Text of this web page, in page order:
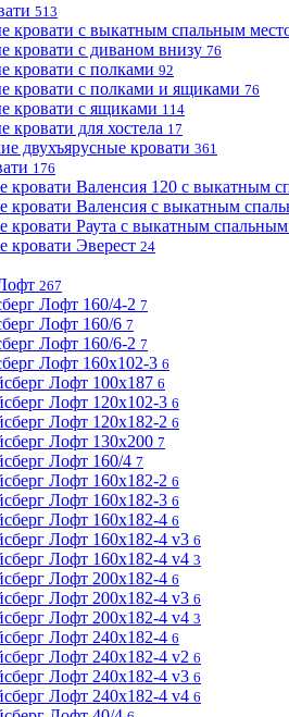
513
кровати с выкатным спальным
кровати с диваном внизу 76
кровати с полками 92
кровати с полками и ящиками 76
кровати с ящиками 114
кровати для хостела 17
двухъярусные кровати 361
176
кровати Валенсия 120 с выкатным
кровати Валенсия с выкатным
кровати Раута с выкатным
кровати Эверест 24
267
Лофт 160/4-2 7
Лофт 160/6 7
Лофт 160/6-2 7
Лофт 160х102-3 6
Лофт 100х187 6
Лофт 120х102-3 6
Лофт 120х182-2 6
Лофт 130х200 7
Лофт 160/4 7
Лофт 160х182-2 6
Лофт 160х182-3 6
Лофт 160х182-4 6
Лофт 160х182-4 v3 6
Лофт 160х182-4 v4 3
Лофт 200х182-4 6
Лофт 200х182-4 v3 6
Лофт 200х182-4 v4 3
Лофт 240х182-4 6
Лофт 240х182-4 v2 6
Лофт 240х182-4 v3 6
Лофт 240х182-4 v4 6